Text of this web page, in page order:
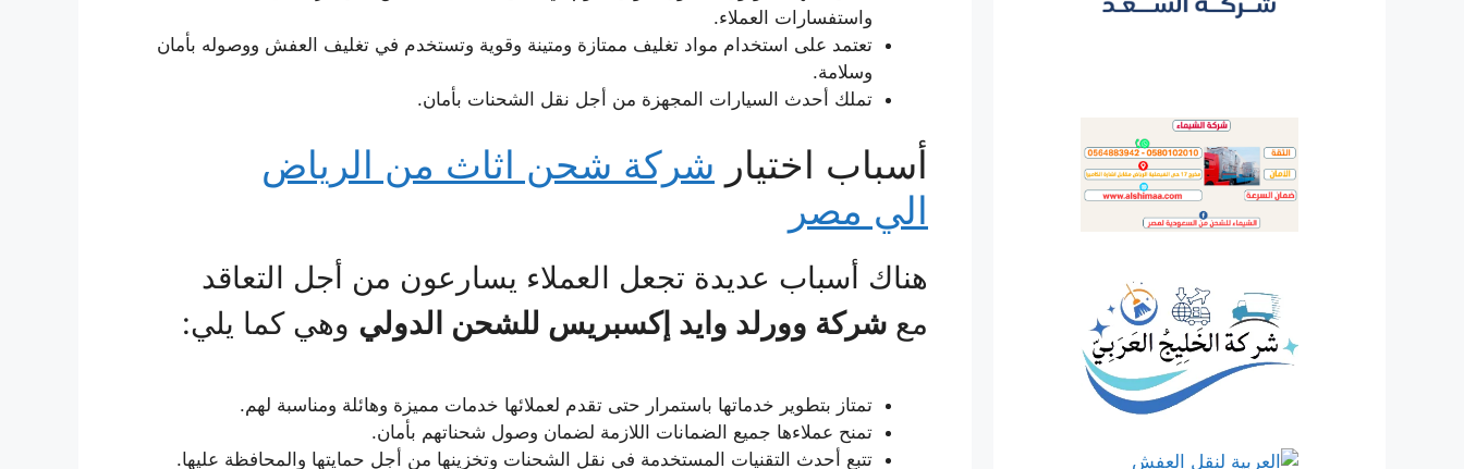
واستفسارات العملاء.
تعتمد على استخدام مواد تغليف ممتازة ومتينة وقوية وتستخدم في تغليف العفش ووصوله بأمان
وسلامة.
تملك أحدث السيارات المجهزة من أجل نقل الشحنات بأمان.
أسباب اختيار شركة شحن اثاث من الرياض
الي مصر
هناك أسباب عديدة تجعل العملاء يسارعون من أجل التعاقد
مع شركة وورلد وايد إكسبريس للشحن الدولي وهي كما يلي:
تمتاز بتطوير خدماتها باستمرار حتى تقدم لعملائها خدمات مميزة وهائلة ومناسبة لهم.
تمنح عملاءها جميع الضمانات اللازمة لضمان وصول شحناتهم بأمان.
تتبع أحدث التقنيات المستخدمة في نقل الشحنات وتخزينها من أجل حمايتها والمحافظة عليها.